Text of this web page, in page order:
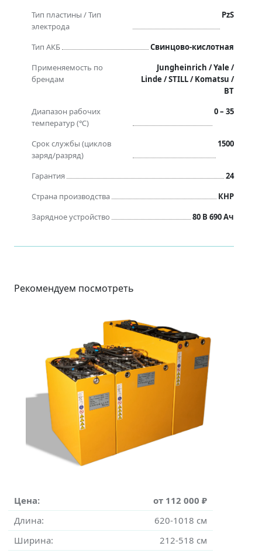
Тип пластины / Тип
электрода
PzS
Тип АКБ
Свинцово-кислотная
Применяемость по
брендам
Jungheinrich / Yale /
Linde / STILL / Komatsu /
BT
Диапазон рабочих
температур (℃)
0 – 35
Срок службы (циклов
заряд/разряд)
1500
Гарантия
24
Страна производства
КНР
Зарядное устройство
80 В 690 Ач
Рекомендуем посмотреть
Цена:
от 112 000 ₽
Длина:
620-1018 см
Ширина:
212-518 см